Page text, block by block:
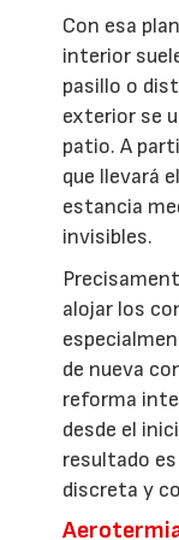
Con esa
interior
pasillo o
exterior se
patio. A
que llevará
estancia
invisibles.
alojar los
de nueva
reforma
desde el
resultado
discreta y